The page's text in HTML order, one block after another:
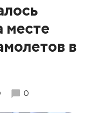
месте
в
0